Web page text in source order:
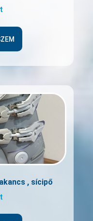
, sícipő